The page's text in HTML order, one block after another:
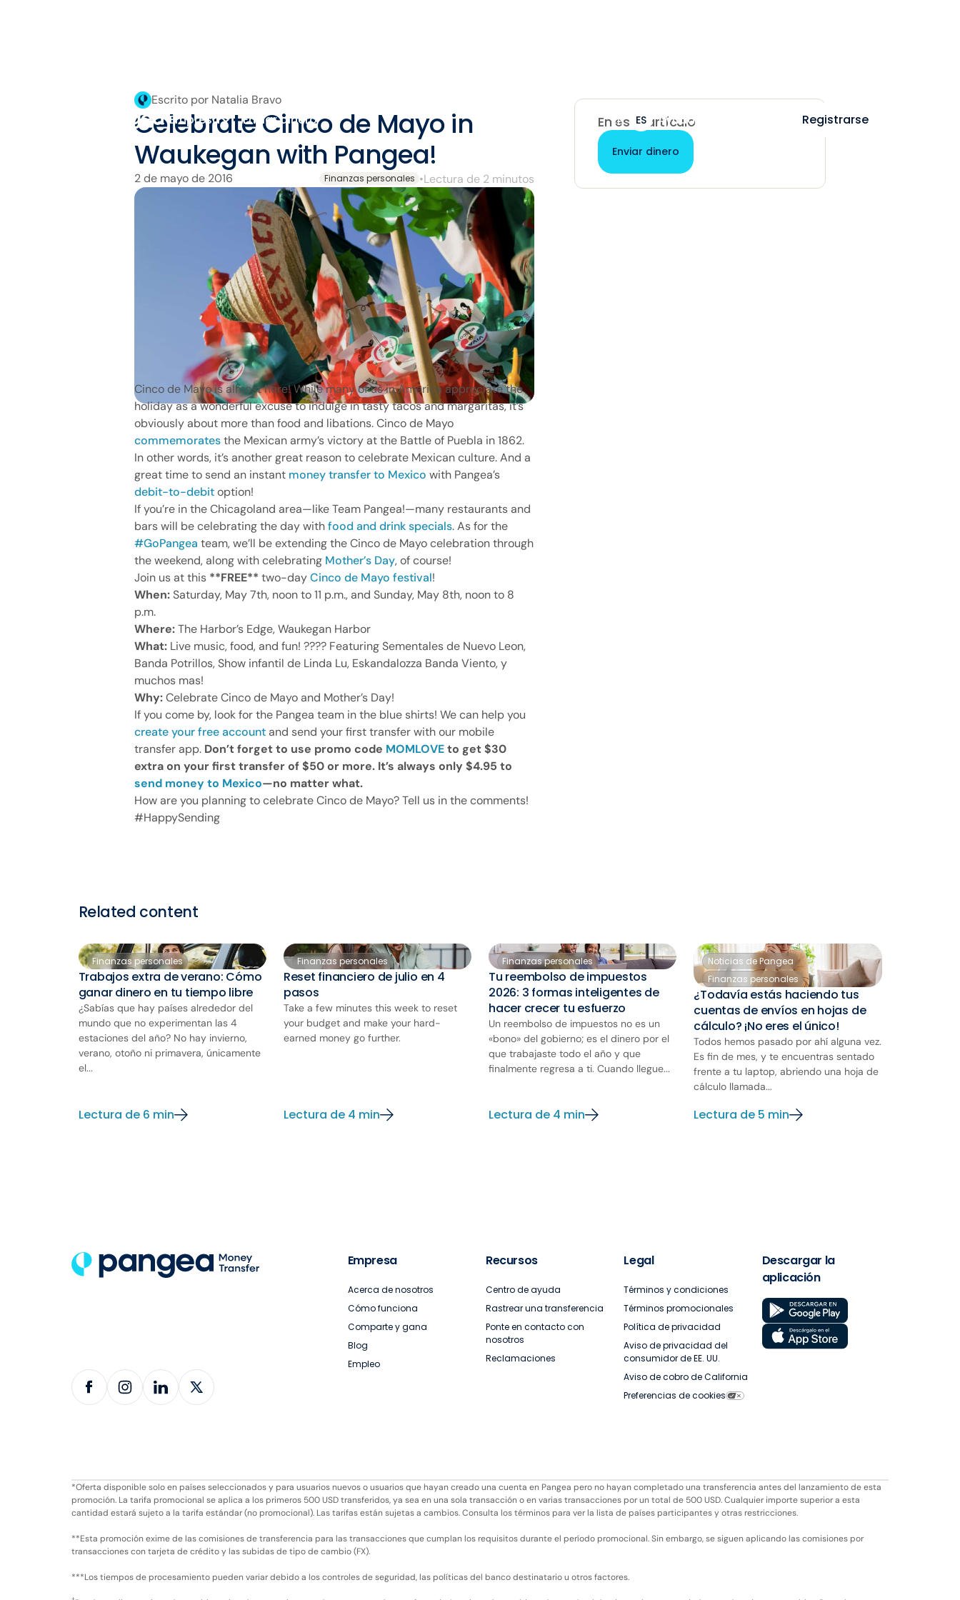
Empresa Enviar dinero EN ES Ayuda Registrarse
Escrito por Natalia Bravo
Celebrate Cinco de Mayo in
Waukegan with Pangea!
2 de mayo de 2016 Finanzas personales •Lectura de 2 minutos
Cinco de Mayo is almost here! While many of us in America appreciate the
holiday as a wonderful excuse to indulge in tasty tacos and margaritas, it’s
obviously about more than food and libations. Cinco de Mayo
commemoratesthe Mexican army’s victory at the Battle of Puebla in 1862.
In other words, it’s another great reason to celebrate Mexican culture. And a
great time to send an instant money transfer to Mexico with Pangea’s
debit-to-debitoption!
If you’re in the Chicagoland area—like Team Pangea!—many restaurants and
bars will be celebrating the day withfood and drink specials. As for the
#GoPangea team, we’ll be extending the Cinco de Mayo celebration through
the weekend, along with celebrating Mother’s Day, of course!
Join us at this **FREE** two-dayCinco de Mayo festival!
When:Saturday, May 7th, noon to 11 p.m., and Sunday, May 8th, noon to 8
p.m.
Where:The Harbor’s Edge, Waukegan Harbor
What: Live music, food, and fun! ???? Featuring Sementales de Nuevo Leon,
Banda Potrillos, Show infantil de Linda Lu, Eskandalozza Banda Viento, y
muchos mas!
Why:Celebrate Cinco de Mayo and Mother’s Day!
If you come by, look for the Pangea team in the blue shirts! We can help you
create your free accountand send your first transfer with our mobile
transfer app. Don’t forget to use promo code MOMLOVEto get $30
extra on your first transfer of $50 or more. It’s always only $4.95 to
send money to Mexico—no matter what.
How are you planning to celebrate Cinco de Mayo? Tell us in the comments!
#HappySending
En este artículo
Enviar dinero
Related content
Finanzas personales
Trabajos extra de verano: Cómo
ganar dinero en tu tiempo libre
¿Sabías que hay países alrededor del
mundo que no experimentan las 4
estaciones del año? No hay invierno,
verano, otoño ni primavera, únicamente
el...
Lectura de 6 min
Finanzas personales
Reset financiero de julio en 4
pasos
Take a few minutes this week to reset
your budget and make your hard-
earned money go further.
Lectura de 4 min
Finanzas personales
Tu reembolso de impuestos
2026: 3 formas inteligentes de
hacer crecer tu esfuerzo
Un reembolso de impuestos no es un
«bono» del gobierno; es el dinero por el
que trabajaste todo el año y que
finalmente regresa a ti. Cuando llegue...
Lectura de 4 min
Noticias de Pangea
Finanzas personales
¿Todavía estás haciendo tus
cuentas de envíos en hojas de
cálculo? ¡No eres el único!
Todos hemos pasado por ahí alguna vez.
Es fin de mes, y te encuentras sentado
frente a tu laptop, abriendo una hoja de
cálculo llamada...
Lectura de 5 min
Empresa
Acerca de nosotros
Cómo funciona
Comparte y gana
Blog
Empleo
Recursos
Centro de ayuda
Rastrear una transferencia
Ponte en contacto con
nosotros
Reclamaciones
Legal
Términos y condiciones
Términos promocionales
Política de privacidad
Aviso de privacidad del
consumidor de EE. UU.
Aviso de cobro de California
Preferencias de cookies
Descargar la
aplicación
*Oferta disponible solo en países seleccionados y para usuarios nuevos o usuarios que hayan creado una cuenta en Pangea pero no hayan completado una transferencia antes del lanzamiento de esta
promoción. La tarifa promocional se aplica a los primeros 500 USD transferidos, ya sea en una sola transacción o en varias transacciones por un total de 500 USD. Cualquier importe superior a esta
cantidad estará sujeto a la tarifa estándar (no promocional). Las tarifas están sujetas a cambios. Consulta los términos para ver la lista de países participantes y otras restricciones.
**Esta promoción exime de las comisiones de transferencia para las transacciones que cumplan los requisitos durante el período promocional. Sin embargo, se siguen aplicando las comisiones por
transacciones con tarjeta de crédito y las subidas de tipo de cambio (FX).
***Los tiempos de procesamiento pueden variar debido a los controles de seguridad, las políticas del banco destinatario u otros factores.